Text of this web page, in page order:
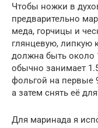
Чтобы ножки в
предварительно
меда, горчицы и
глянцевую, липкую
должна быть около
обычно занимает
фольгой на первые
а затем снять её
Для маринада я